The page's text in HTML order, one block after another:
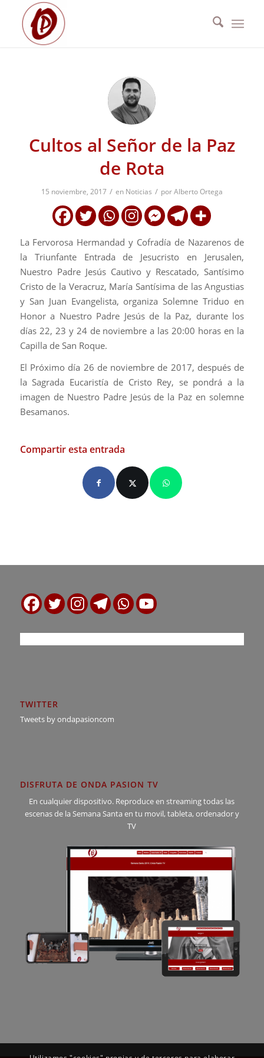
Cultos al Señor de la Paz
de Rota
15 noviembre, 2017 / en Noticias / porAlberto Ortega
La Fervorosa Hermandad y Cofradía de Nazarenos de
la Triunfante Entrada de Jesucristo en Jerusalen,
Nuestro Padre Jesús Cautivo y Rescatado, Santísimo
Cristo de la Veracruz, María Santísima de las Angustias
y San Juan Evangelista, organiza Solemne Triduo en
Honor a Nuestro Padre Jesús de la Paz, durante los
días 22, 23 y 24 de noviembre a las 20:00 horas en la
Capilla de San Roque.
El Próximo día 26 de noviembre de 2017, después de
la Sagrada Eucaristía de Cristo Rey, se pondrá a la
imagen de Nuestro Padre Jesús de la Paz en solemne
Besamanos.
Compartir esta entrada
TWITTER
Tweets by ondapasioncom
DISFRUTA DE ONDA PASION TV
En cualquier dispositivo. Reproduce en streaming todas las
escenas de la Semana Santa en tu movil, tableta, ordenador y
TV